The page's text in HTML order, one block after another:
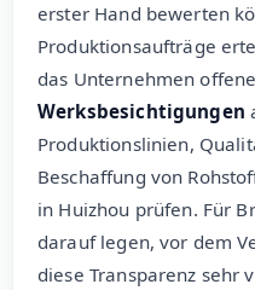
erster Hand bewerten
Produktionsaufträge
das Unternehmen
Werksbesichtigungen
Produktionslinien,
Beschaffung von
in Huizhou prüfen. Für
darauf legen, vor dem
diese Transparenz sehr